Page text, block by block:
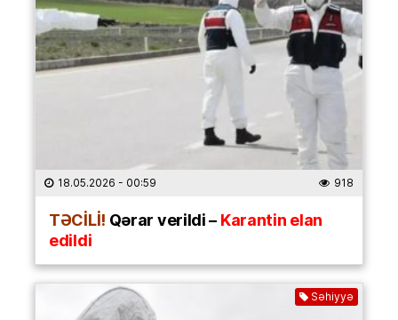
18.05.2026 - 00:59 918
TƏCİLİ! Qərar verildi –Karantin elan
edildi
Səhiyyə